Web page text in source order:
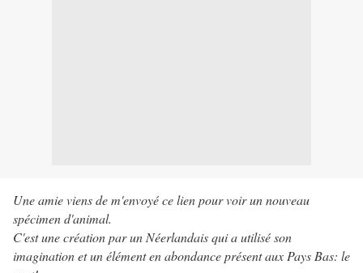
Une amie viens de m'envoyé ce lien pour voir un nouveau
spécimen d'animal.
C'est une création par un Néerlandais qui a utilisé son
imagination et un élément en abondance présent aux Pays Bas: le